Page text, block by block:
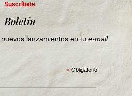
Suscríbete
Boletín
lanzamientos en tu e-mail
* Obligatorio